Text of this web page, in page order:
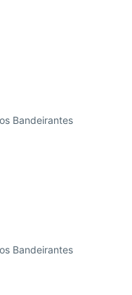
Bandeirantes
Bandeirantes